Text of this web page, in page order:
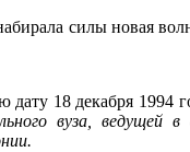
силы новая
18 декабря 1994
вуза, ведущей